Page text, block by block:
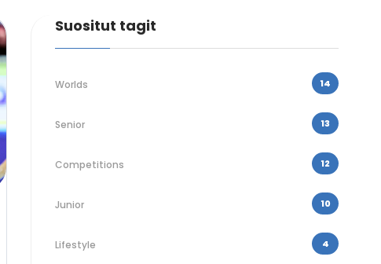
Suositut tagit
Worlds 14
Senior 13
Competitions 12
Junior 10
Lifestyle 4